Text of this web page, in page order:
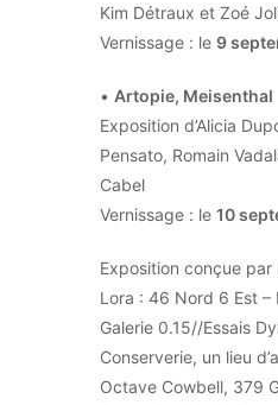
Kim Détraux et Zoé
Vernissage : le 9
• Artopie, Meisenthal
Exposition d’Alicia
Pensato, Romain
Cabel
Vernissage : le 10
Exposition conçue par
Lora : 46 Nord 6 Est –
Galerie 0.15//Essais
Conserverie, un lieu
Octave Cowbell, 379